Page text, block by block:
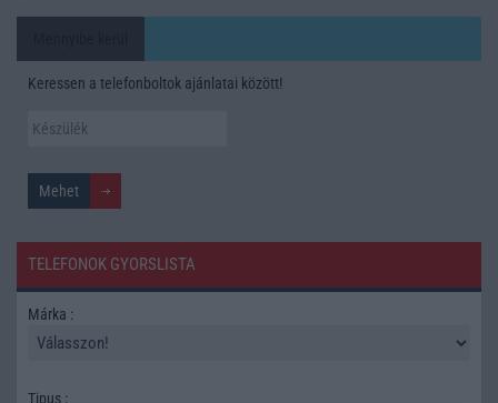
Keressen a telefonboltok ajánlatai között!
TELEFONOK GYORSLISTA
Márka :
Tipus :